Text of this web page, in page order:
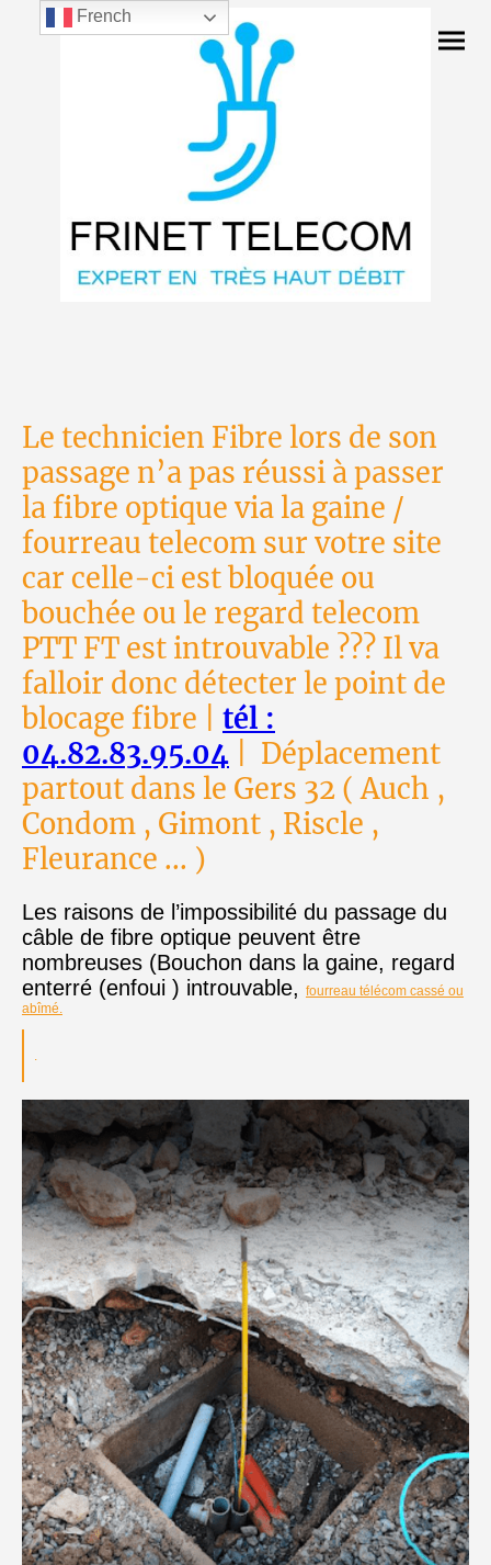
Le technicien Fibre lors de son
passage n’a pas réussi à passer
la fibre optique via la gaine /
fourreau telecom sur votre site
car celle-ci est bloquée ou
bouchée ou le regard telecom
PTT FT est introuvable ??? Il va
falloir donc détecter le point de
blocage fibre | tél :
04.82.83.95.04 | Déplacement
partout dans le Gers 32 ( Auch ,
Condom , Gimont , Riscle ,
Fleurance ... )
Les raisons de l’impossibilité du passage du
câble de fibre optique peuvent être
nombreuses (Bouchon dans la gaine, regard
enterré (enfoui ) introuvable, fourreau télécom cassé ou
abîmé.
.
French